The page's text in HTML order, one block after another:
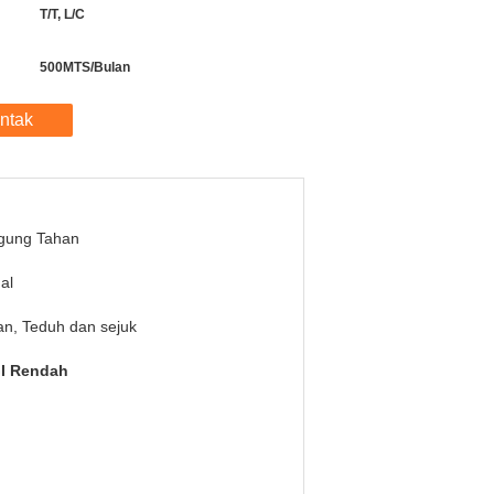
T/T, L/C
500MTS/Bulan
Tahan
Teduh dan sejuk
Rendah